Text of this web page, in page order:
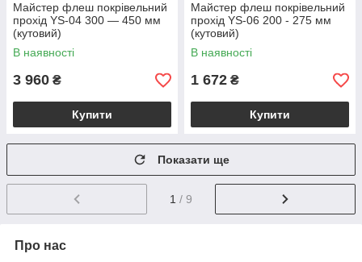
Майстер флеш покрівельний
прохід YS-04 300 — 450 мм
(кутовий)
В наявності
3 960 ₴
Купити
Майстер флеш покрівельний
прохід YS-06 200 - 275 мм
(кутовий)
В наявності
1 672 ₴
Купити
Показати ще
1 / 9
Про нас